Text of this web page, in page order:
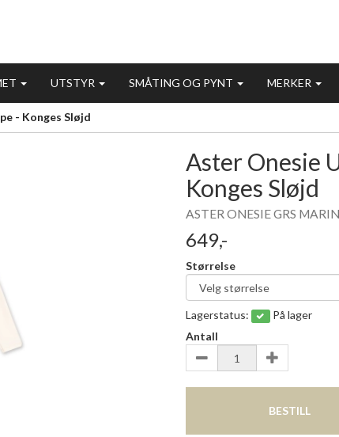
UTSTYR SMÅTING OG PYNT MERKER
- Konges Sløjd
Aster Onesie
Konges Sløjd
ASTER ONESIE GRS
649,-
Størrelse
Lagerstatus:
På lager
Antall
BESTILL